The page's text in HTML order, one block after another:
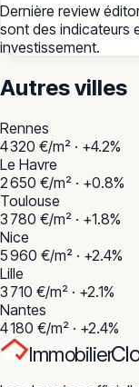
Dernière review
sont des indicateurs
investissement.
Autres villes
Rennes
4 320 €/m² · +4.2%
Le Havre
2 650 €/m² · +0.8%
Toulouse
3 780 €/m² · +1.8%
Nice
5 960 €/m² · +2.4%
Lille
3 710 €/m² · +2.1%
Nantes
4 180 €/m² · +2.4%
Immobilier